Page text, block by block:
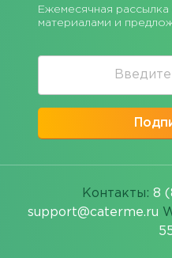
Ежемесячная
материалами и
Контакты: 8
support@caterme.ru